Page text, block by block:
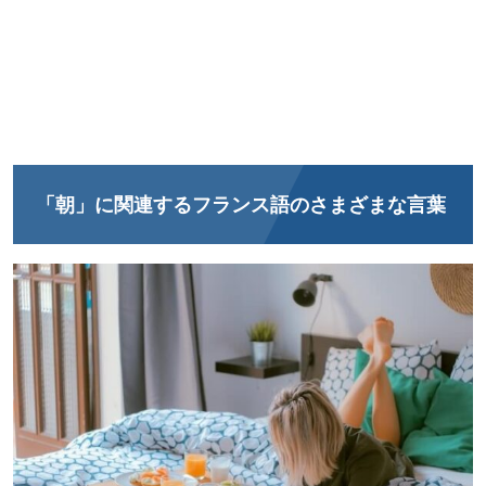
「朝」に関連するフランス語のさまざまな言葉